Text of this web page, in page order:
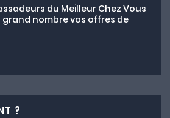
du Meilleur Chez Vous
grand nombre vos offres de
?